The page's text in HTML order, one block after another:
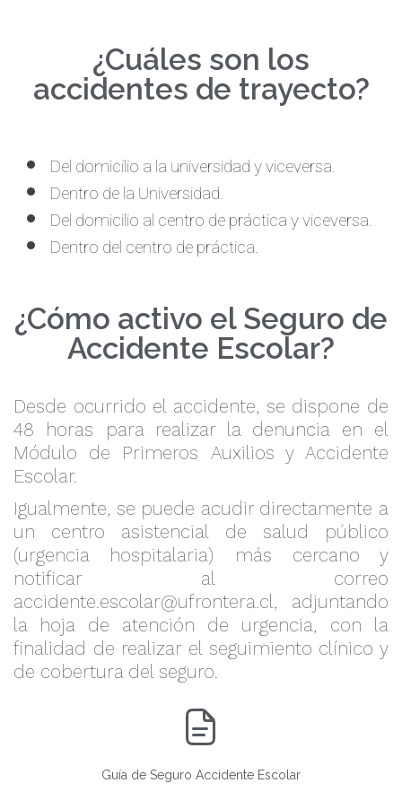
¿Cuáles son los
accidentes de trayecto?
Del domicilio a la universidad y viceversa.
Dentro de la Universidad.
Del domicilio al centro de práctica y viceversa.
Dentro del centro de práctica.
¿Cómo activo el Seguro de
Accidente Escolar?
Desde ocurrido el accidente, se dispone de
48 horas para realizar la denuncia en el
Módulo de Primeros Auxilios y Accidente
Escolar.
Igualmente, se puede acudir directamente a
un centro asistencial de salud público
(urgencia hospitalaria) más cercano y
notificar al correo
accidente.escolar@ufrontera.cl, adjuntando
la hoja de atención de urgencia, con la
finalidad de realizar el seguimiento clínico y
de cobertura del seguro.
Guía de Seguro Accidente Escolar